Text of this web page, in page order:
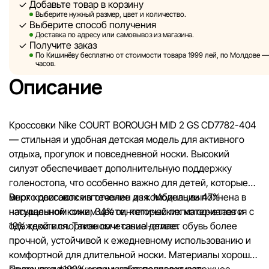
Sportlandia оставляет за собой право в одностороннем
без предварительного уведомления вносить изменения в
характеристики и потребительские свойства товаров.
Изображения, представленные на сайте, являются
Общая информация о товарах предоставляется в
Цены на товары, а также условия предоставления скидок,
подарков, рассрочки и кредитования могут быть
компанией Sportlandia в одностороннем порядке и без
предварительного уведомления.
Наша команда регулярно проверяет и обновляет
сайте, чтобы своевременно выявлять и исправлять
ошибки в кратчайшие разумные сроки.
Добавьте товар в корзину
Выберите нужный размер, цвет и количество.
Выберите способ получения
Доставка по адресу или самовывоз из магазина.
Получите заказ
По Кишинёву бесплатно от стоимости товара 1999 лей, по Молдове —
часов.
Описание
Кроссовки Nike COURT BOROUGH MID 2 GS CD7782-404
— стильная и удобная детская модель для активного
отдыха, прогулок и повседневной носки. Высокий
силуэт обеспечивает дополнительную поддержку
голеностопа, что особенно важно для детей, которые
много двигаются в течение дня. Модель выполнена в
насыщенном синем цвете, который легко сочетается с
одеждой в спортивном и casual-стиле.
Верх кроссовок изготовлен из комбинации 47%
натуральной кожи, 34% синтетических материалов и
19% текстиля. Такое сочетание делает обувь более
прочной, устойчивой к ежедневному использованию и
комфортной для длительной носки. Материалы хорошо